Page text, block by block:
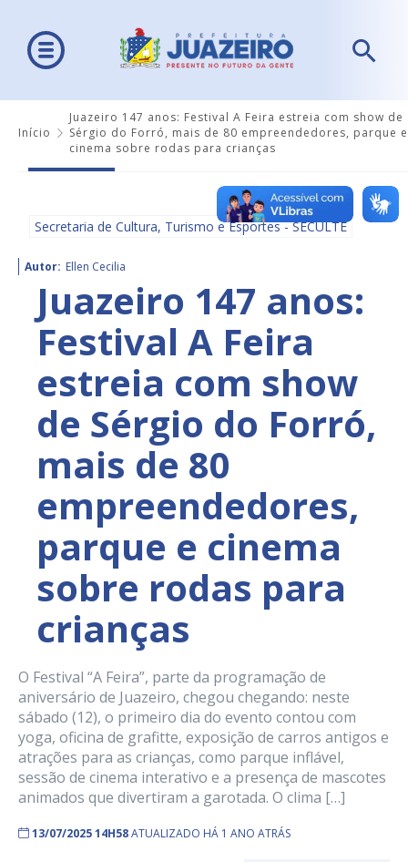
Início
Juazeiro 147 anos: Festival A Feira estreia com show de
Sérgio do Forró, mais de 80 empreendedores, parque e
cinema sobre rodas para crianças
Secretaria de Cultura, Turismo e Esportes - SECULTE
Autor: Ellen Cecilia
Juazeiro 147 anos:
Festival A Feira
estreia com show
de Sérgio do Forró,
mais de 80
empreendedores,
parque e cinema
sobre rodas para
crianças
O Festival “A Feira”, parte da programação de
aniversário de Juazeiro, chegou chegando: neste
sábado (12), o primeiro dia do evento contou com
yoga, oficina de grafitte, exposição de carros antigos e
atrações para as crianças, como parque inflável,
sessão de cinema interativo e a presença de mascotes
animados que divertiram a garotada. O clima […]
13/07/2025 14H58ATUALIZADO HÁ 1 ANO ATRÁS